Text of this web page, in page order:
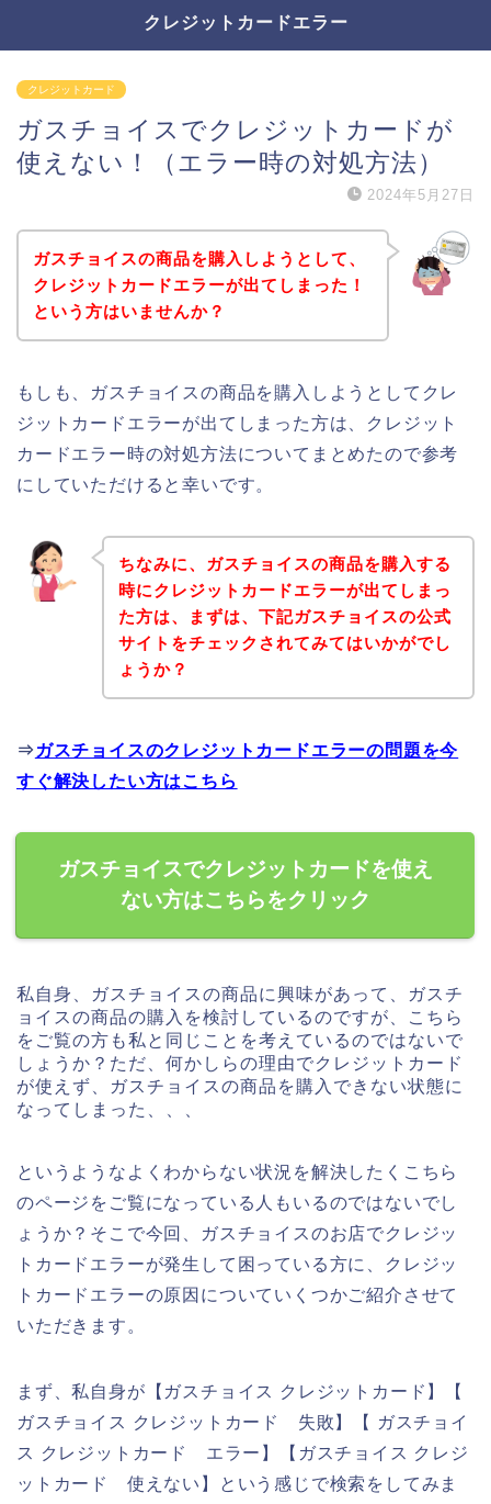
クレジットカードエラー
クレジットカード
ガスチョイスでクレジットカードが
使えない！（エラー時の対処方法）
2024年5月27日
ガスチョイスの商品を購入しようとして、
クレジットカードエラーが出てしまった！
という方はいませんか？
もしも、ガスチョイスの商品を購入しようとしてクレ
ジットカードエラーが出てしまった方は、クレジット
カードエラー時の対処方法についてまとめたので参考
にしていただけると幸いです。
ちなみに、ガスチョイスの商品を購入する
時にクレジットカードエラーが出てしまっ
た方は、まずは、下記ガスチョイスの公式
サイトをチェックされてみてはいかがでし
ょうか？
⇒ ガスチョイスのクレジットカードエラーの問題を今
すぐ解決したい方はこちら
ガスチョイスでクレジットカードを使え
ない方はこちらをクリック
私自身、ガスチョイスの商品に興味があって、ガスチ
ョイスの商品の購入を検討しているのですが、こちら
をご覧の方も私と同じことを考えているのではないで
しょうか？ただ、何かしらの理由でクレジットカード
が使えず、ガスチョイスの商品を購入できない状態に
なってしまった、、、
というようなよくわからない状況を解決したくこちら
のページをご覧になっている人もいるのではないでし
ょうか？そこで今回、ガスチョイスのお店でクレジッ
トカードエラーが発生して困っている方に、クレジッ
トカードエラーの原因についていくつかご紹介させて
いただきます。
まず、私自身が【ガスチョイス クレジットカード】【
ガスチョイス クレジットカード 失敗】【 ガスチョイ
ス クレジットカード エラー】【ガスチョイス クレジ
ットカード 使えない】という感じで検索をしてみま